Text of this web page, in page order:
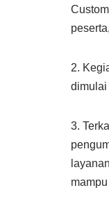
2.
dimulai
3.